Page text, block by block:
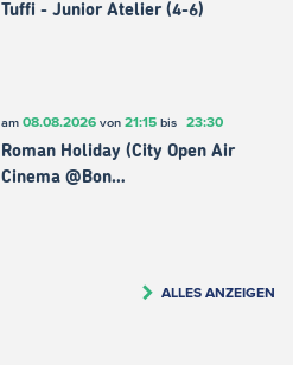
Tuffi - Junior Atelier (4-6)
am 08.08.2026von 21:15bis 23:30
Roman Holiday (City Open Air
Cinema @Bon…
ALLES ANZEIGEN